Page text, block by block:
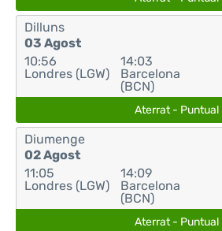
Dilluns
03 Agost
10:56
Londres (LGW)
14:03
Barcelona
(BCN)
Aterrat - Puntual
Diumenge
02 Agost
11:05
Londres (LGW)
14:09
Barcelona
(BCN)
Aterrat - Puntual